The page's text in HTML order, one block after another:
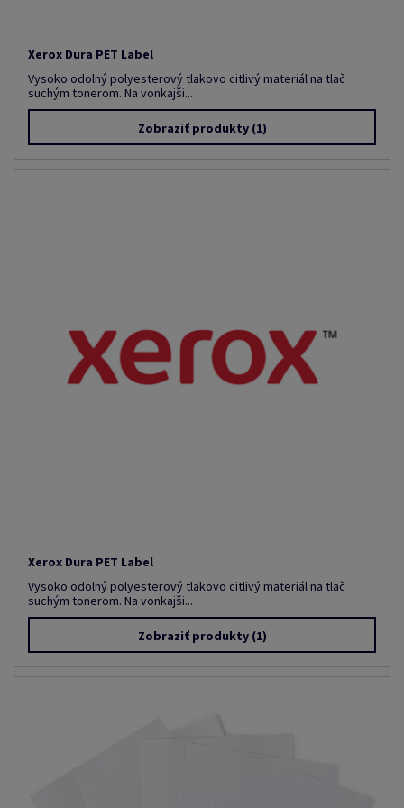
Xerox Dura PET Label
Vysoko odolný polyesterový tlakovo citlivý materiál na tlač
suchým tonerom. Na vonkajši...
Zobraziť produkty(1)
Xerox Dura PET Label
Vysoko odolný polyesterový tlakovo citlivý materiál na tlač
suchým tonerom. Na vonkajši...
Zobraziť produkty(1)